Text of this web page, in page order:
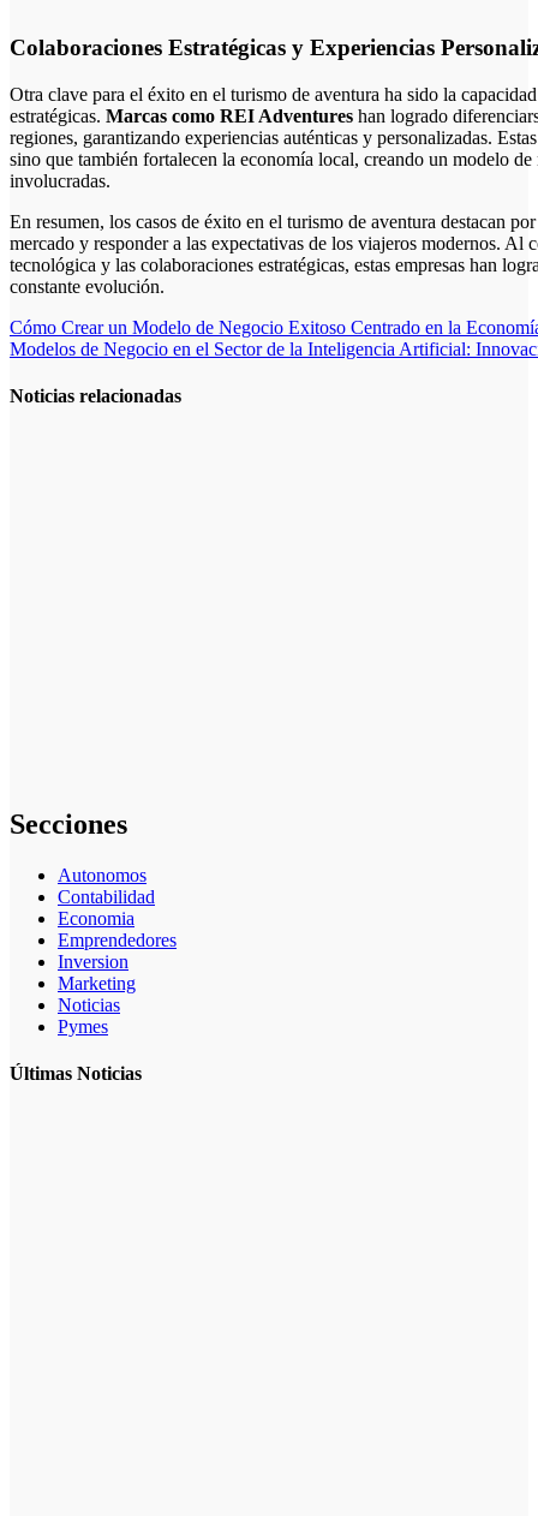
Colaboraciones Estratégicas y Experiencias
Otra clave para el éxito en el turismo de aventura ha sido la
estratégicas. Marcas como REI Adventures han logrado
regiones, garantizando experiencias auténticas y personalizadas.
sino que también fortalecen la economía local, creando un modelo
involucradas.
En resumen, los casos de éxito en el turismo de aventura destacan
mercado y responder a las expectativas de los viajeros modernos. Al
tecnológica y las colaboraciones estratégicas, estas empresas han
constante evolución.
Navegación
de
entradas
Cómo Crear un Modelo de Negocio Exitoso Centrado en la
Modelos de Negocio en el Sector de la Inteligencia Artificial:
Noticias relacionadas
Secciones
Autonomos
Contabilidad
Economia
Emprendedores
Inversion
Marketing
Noticias
Pymes
Últimas Noticias